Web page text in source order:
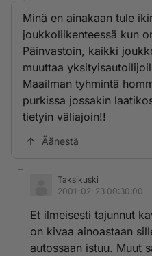
Minä en ainakaan tule
joukkoliikenteessä kun
Päinvastoin, kaikki
muuttaa
Maailman tyhmintä
purkissa jossakin
tietyin väliajoin!!
Äänestä
Taksikuski
2001-02-23 00:30:00
Et ilmeisesti tajunnut
on kivaa ainoastaan
autossaan istuu. Muut